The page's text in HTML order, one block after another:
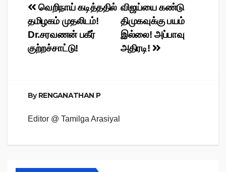
Post
navigation
விஜய்யை கண்டு
திமுகவுக்கு பயம்
இல்லை! அப்பாவு
அதிரடி!
வெறிநாய் கடித்ததில்
தமிழகம் முதலிடம்!
Dr.சரவணன் பகீர்
குற்றச்சாட்டு!
ByRENGANATHAN P
Editor @ Tamilga Arasiyal